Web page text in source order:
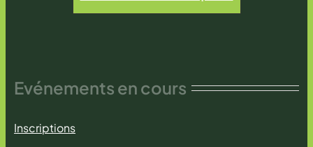
Evénements en cours
Inscriptions